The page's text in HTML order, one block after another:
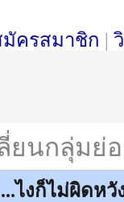
มัครสมาชิก |
ยนกลุ่มย่
ไงก็ไม่ผิดห